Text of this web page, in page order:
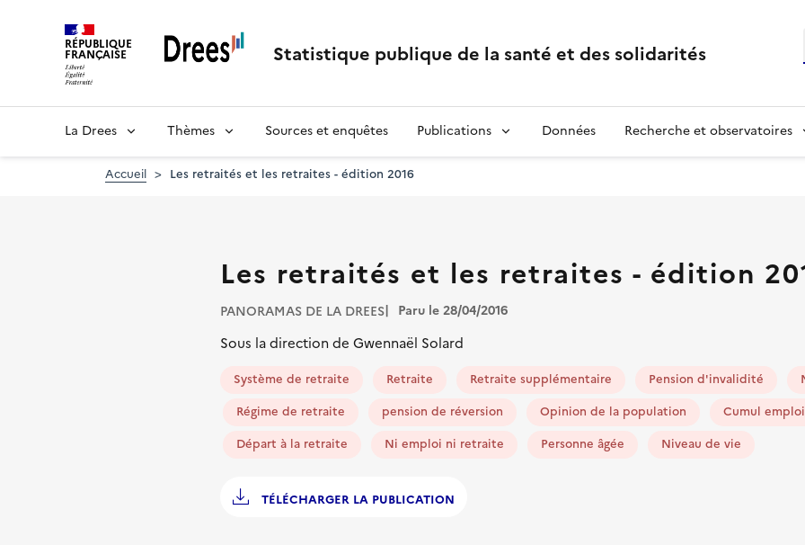
RÉPUBLIQUE
FRANÇAISE Statistique publique de la santé et des solidarités
La Drees Thèmes Sources et enquêtes Publications Données Recherche et observatoires
Accueil Les retraités et les retraites - édition 2016
Les retraités et les retraites - édition
PANORAMAS DE LA DREES Paru le 28/04/2016
Sous la direction de Gwennaël Solard
Système de retraite Retraite Retraite supplémentaire Pension d'invalidité
Régime de retraite
pension de réversion Opinion de la population
Cumul
Départ à la retraite
Ni emploi ni retraite Personne âgée Niveau de vie
TÉLÉCHARGER LA PUBLICATION